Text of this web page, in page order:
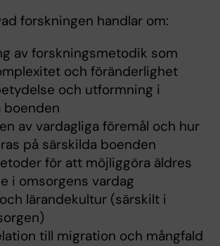
forskningen handlar om:
av forskningsmetodik som
och föränderlighet
och utformning i
boenden
av vardagliga föremål och hur
på särskilda boenden
för att möjliggöra äldres
i omsorgens vardag
lärandekultur (särskilt i
till migration och mångfald